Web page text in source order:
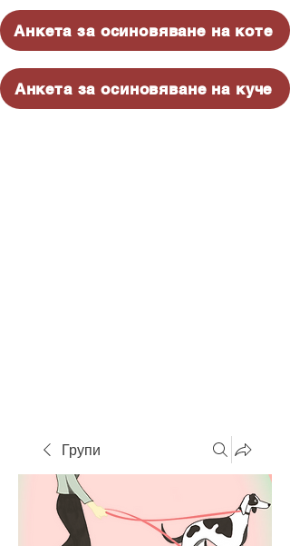
Анкета за осиновяване на коте
Анкета за осиновяване на куче
Групи